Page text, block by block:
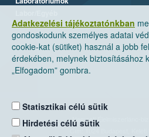
Adatkezelési tájékoztatónkban
gondoskodunk személyes adatai
cookie-kat (sütiket) használ a jobb
érdekében, melynek biztosításához
„Elfogadom” gombra.
Statisztikai célú sütik
Hirdetési célú sütikNemzeti Élelmiszerlánc-